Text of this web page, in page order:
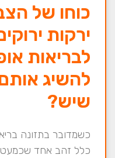
כוחו של
ירקות
לבריאות
להשיג
שיש?
כשמדובר בתזונה
כלל זהב אחד שכמעט